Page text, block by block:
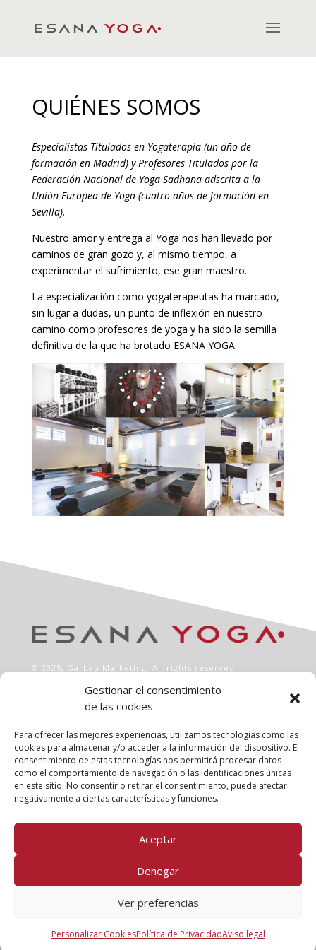
Gestionar el consentimiento
de las cookies
Para ofrecer las mejores experiencias, utilizamos tecnologías como las
cookies para almacenar y/o acceder a la información del dispositivo. El
consentimiento de estas tecnologías nos permitirá procesar datos
como el comportamiento de navegación o las identificaciones únicas
en este sitio. No consentir o retirar el consentimiento, puede afectar
negativamente a ciertas características y funciones.
Aceptar
Denegar
Ver preferencias
Personalizar CookiesPolítica de PrivacidadAviso legal
QUIÉNES SOMOS
Especialistas Titulados en Yogaterapia (un año de
formación en Madrid) y Profesores Titulados por la
Federación Nacional de Yoga Sadhana adscrita a la
Unión Europea de Yoga (cuatro años de formación en
Sevilla).
Nuestro amor y entrega al Yoga nos han llevado por
caminos de gran gozo y, al mismo tiempo, a
experimentar el sufrimiento, ese gran maestro.
La especialización como yogaterapeutas ha marcado,
sin lugar a dudas, un punto de inflexión en nuestro
camino como profesores de yoga y ha sido la semilla
definitiva de la que ha brotado ESANA YOGA.
© 2025, Garbau Marketing . All rights reserved.
INFO
Aviso legal
Política de privacidad
Política de cookies
Clases
Talleres
FOLLOW US!